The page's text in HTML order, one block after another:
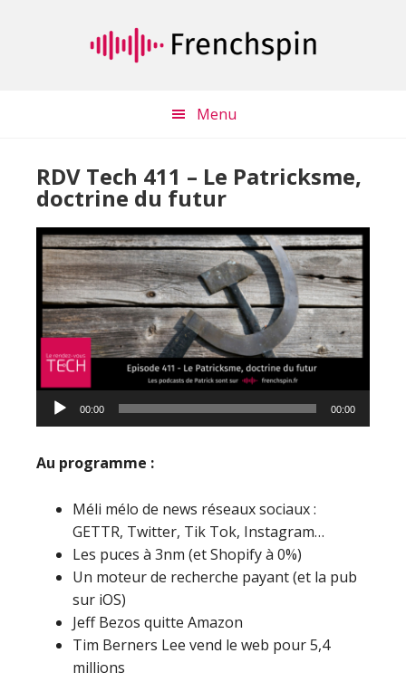
Menu
RDV Tech 411 – Le Patricksme,
doctrine du futur
Lecteur
audio
00:00 00:00
Au programme :
Méli mélo de news réseaux sociaux :
GETTR, Twitter, Tik Tok, Instagram…
Les puces à 3nm (et Shopify à 0%)
Un moteur de recherche payant (et la pub
sur iOS)
Jeff Bezos quitte Amazon
Tim Berners Lee vend le web pour 5,4
millions